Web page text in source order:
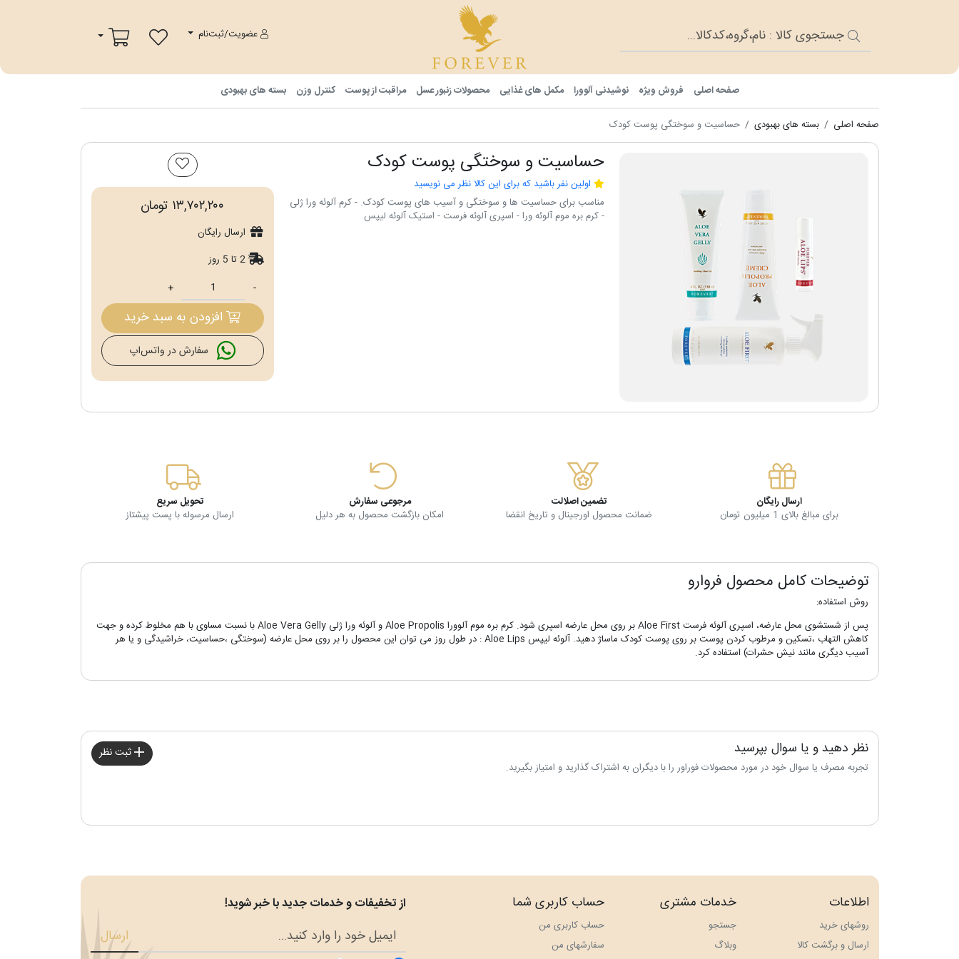
عضویت/ثبت‌نام
سبد خرید
صفحه اصلی فروش ویژه نوشیدنی آلوورا مکمل های غذایی محصولات زنبور عسل مراقبت از پوست کنترل وزن بسته های بهبودی
صفحه اصلی بسته های بهبودی حساسیت و سوختگی پوست کودک
حساسیت و سوختگی پوست کودک
اولین نفر باشید که برای این کالا نظر می نویسید
مناسب برای حساسیت ها و سوختگی و آسیب های پوست کودک. - کرم آلوئه ورا ژلی
- کرم بره موم آلوئه ورا - اسپری آلوئه فرست - استیک آلوئه لیپس
۱۳,۷۰۲,۲۰۰ تومان
ارسال رایگان
2 تا 5 روز
-
+
افزودن به سبد خرید
سفارش در واتس‌اپ
ارسال رایگان
برای مبالغ بالای 1 میلیون تومان
تضمین اصلالت
ضمانت محصول اورجینال و تاریخ انقضا
مرجوعی سفارش
امکان بازگشت محصول به هر دلیل
تحویل سریع
ارسال مرسوله با پست پیشتاز
توضیحات کامل محصول فروارو
روش استفاده:
پس از شستشوی محل عارضه، اسپری آلوئه فرست Aloe First بر روی محل عارضه اسپری شود. کرم بره موم آلوورا Aloe Propolis و آلوئه ورا ژلی Aloe Vera Gelly با نسبت مساوی با هم مخلوط کرده و جهت
کاهش التهاب ،تسکین و مرطوب کردن پوست بر روی پوست کودک ماساژ دهید. آلوئه لیپس Aloe Lips : در طول روز می توان این محصول را بر روی محل عارضه (سوختگی ،حساسیت، خراشیدگی و یا هر
آسیب دیگری مانند نیش حشرات) استفاده کرد.
نظر دهید و یا سوال بپرسید
تجربه مصرف یا سوال خود در مورد محصولات فوراور را با دیگران به اشتراک گذارید و امتیاز بگیرید.
ثبت نظر
اطلاعات
روشهای خرید
ارسال و برگشت کالا
خدمات مشتری
جستجو
وبلاگ
حساب کاربری شما
حساب کاربری من
سفارش‎های من
از تخفیفات و خدمات جدید با خبر شوید!
ارسال